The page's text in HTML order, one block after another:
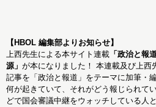
【HBOL 編集部よりお知らせ】
上西先生による本サイト連載 「政治と
源」 が本になりました！ 本連載及び上西
記事を「政治と報道」をテーマに加筆・
何が起きていて、それがどう報じられて
どで国会審議中継をウォッチしている人